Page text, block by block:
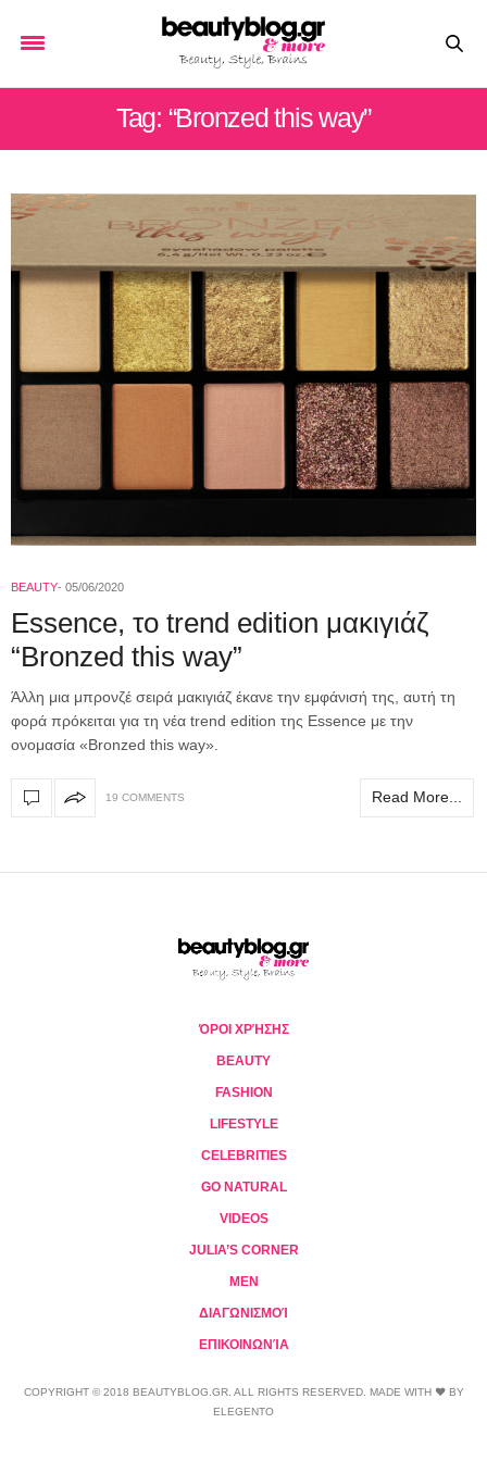
Tag: “Bronzed this way”
BEAUTY 05/06/2020
Essence, το trend edition μακιγιάζ
“Bronzed this way”
Άλλη μια μπρονζέ σειρά μακιγιάζ έκανε την εμφάνισή της, αυτή τη
φορά πρόκειται για τη νέα trend edition της Essence με την
ονομασία «Bronzed this way».
19 COMMENTS Read More...
ΌΡΟΙ ΧΡΉΣΗΣ
BEAUTY
FASHION
LIFESTYLE
CELEBRITIES
GO NATURAL
VIDEOS
JULIA’S CORNER
MEN
ΔΙΑΓΩΝΙΣΜΟΊ
ΕΠΙΚΟΙΝΩΝΊΑ
COPYRIGHT © 2018 BEAUTYBLOG.GR. ALL RIGHTS RESERVED. MADE WITH ❤ BY
ELEGENTO